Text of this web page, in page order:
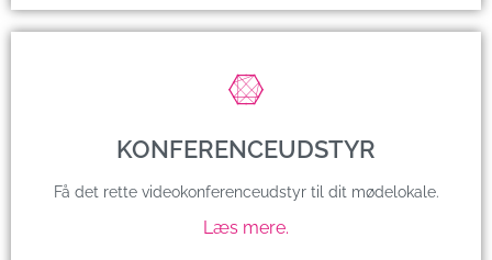
KONFERENCEUDSTYR
Få det rette videokonferenceudstyr til dit mødelokale.
Læs mere.